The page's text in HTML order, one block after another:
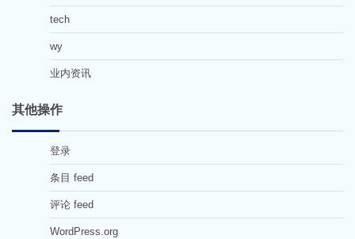
tech
wy
业内资讯
其他操作
登录
条目 feed
评论 feed
WordPress.org